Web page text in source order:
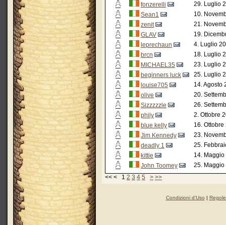
fonzerelli
29. Luglio
Sean1
10.
zenit
21.
GLAV
19.
leprechaun
4. Luglio
brcn
18. Luglio
MICHAEL35
23. Luglio
beginners luck
25. Luglio
louise705
14. Agosto
olive
20.
Sizzzzzle
26.
phily
2. Ottobre
blue kelly
16.
Jim Kennedy
23.
deadly 1
25.
kittie
14.
John Toomey
25.
<< < 1 2 3 4 5 > >>
Condizioni d'Uso |